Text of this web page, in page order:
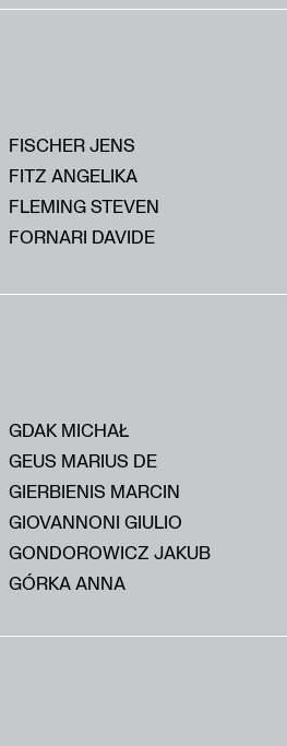
FISCHER JENS
FITZ ANGELIKA
FLEMING STEVEN
FORNARI DAVIDE
GDAK MICHAŁ
GEUS MARIUS DE
GIERBIENIS MARCIN
GIOVANNONI GIULIO
GONDOROWICZ JAKUB
GÓRKA ANNA